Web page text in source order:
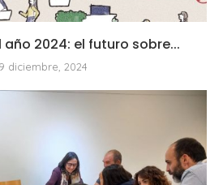
2024: el futuro sobre...
diciembre, 2024